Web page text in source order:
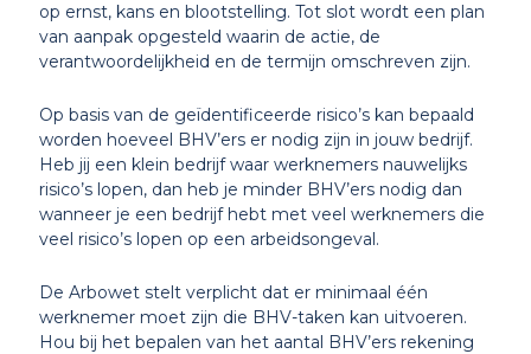
op ernst, kans en blootstelling. Tot slot wordt een plan
van aanpak opgesteld waarin de actie, de
verantwoordelijkheid en de termijn omschreven zijn.
Op basis van de geïdentificeerde risico’s kan bepaald
worden hoeveel BHV’ers er nodig zijn in jouw bedrijf.
Heb jij een klein bedrijf waar werknemers nauwelijks
risico’s lopen, dan heb je minder BHV’ers nodig dan
wanneer je een bedrijf hebt met veel werknemers die
veel risico’s lopen op een arbeidsongeval.
De Arbowet stelt verplicht dat er minimaal één
werknemer moet zijn die BHV-taken kan uitvoeren.
Hou bij het bepalen van het aantal BHV’ers rekening